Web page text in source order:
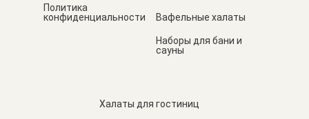
❗С 15 ЯНВАРЯ +20% НА ВСЮ
Политика
конфиденциальности
Вафельные халаты
Наборы для бани и
сауны
Халаты для гостиниц